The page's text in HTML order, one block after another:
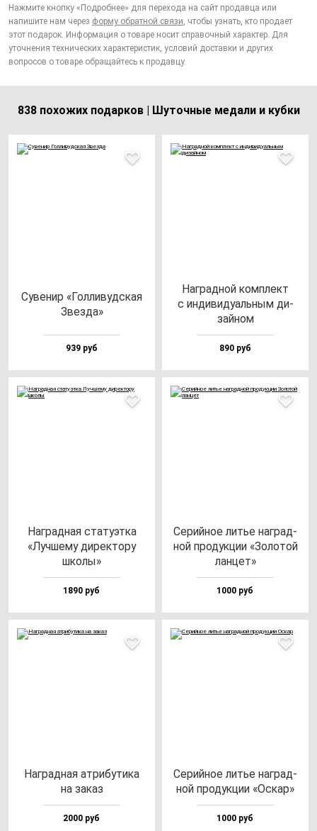
Нажмите кнопку «Подробнее» для перехода на сайт продавца или
напишите нам через форму обратной связи, чтобы узнать, кто продает
этот подарок. Информация о товаре носит справочный характер. Для
уточнения технических характеристик, условий доставки и других
вопросов о товаре обращайтесь к продавцу.
838 похожих подарков | Шуточные медали и кубки
Суве­нир «Гол­ли­вуд­ская
Звез­да»
939 руб
Наг­рад­ной ком­плект
с ин­ди­ви­ду­аль­ным ди­
зай­ном
890 руб
Наг­рад­ная ста­ту­эт­ка
«Луч­ше­му ди­рек­то­ру
шко­лы»
1890 руб
Серий­ное литье наг­рад­
ной про­дук­ции «Золо­той
лан­цет»
1000 руб
Наг­рад­ная ат­ри­бу­ти­ка
на за­каз
2000 руб
Серий­ное литье наг­рад­
ной про­дук­ции «Оскар»
1000 руб